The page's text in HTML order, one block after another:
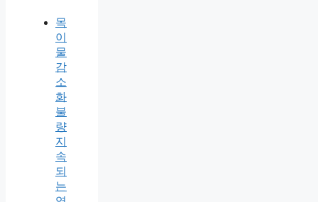
목
이
물
감
소
화
불
량
지
속
되
는